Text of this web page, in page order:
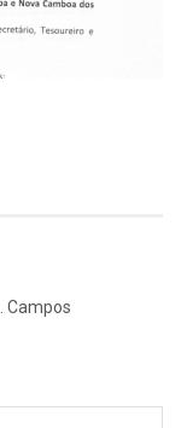
Campos